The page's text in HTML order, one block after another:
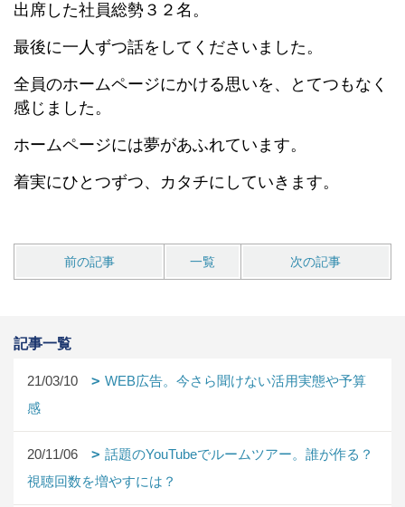
出席した社員総勢３２名。
最後に一人ずつ話をしてくださいました。
全員のホームページにかける思いを、とてつもなく
感じました。
ホームページには夢があふれています。
着実にひとつずつ、カタチにしていきます。
前の記事 一覧 次の記事
記事一覧
21/03/10
WEB広告。今さら聞けない活用実態や予算
感
20/11/06
話題のYouTubeでルームツアー。誰が作る？
視聴回数を増やすには？